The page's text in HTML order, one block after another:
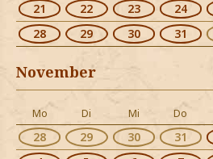
21
22 23 24
28
29 30 31
November
Mo Di Mi Do
28 29 30 31